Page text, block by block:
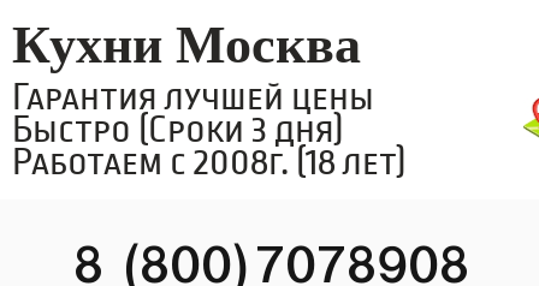
Кухни Москва
Гарантия лучшей цены
Быстро (Сроки 3 дня)
Работаем с 2008г. (18 лет)
8 (800)7078908